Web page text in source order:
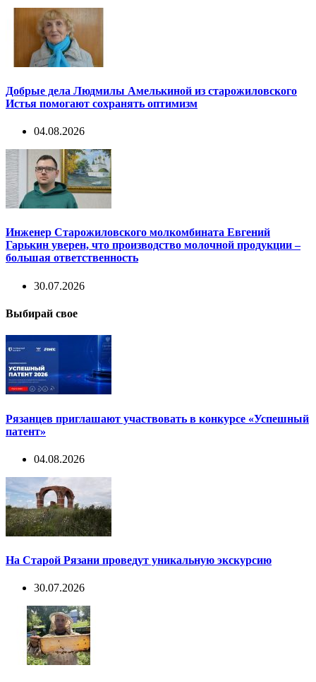
Добрые дела Людмилы Амелькиной из старожиловского
Истья помогают сохранять оптимизм
04.08.2026
Инженер Старожиловского молкомбината Евгений
Гарькин уверен, что производство молочной продукции –
большая ответственность
30.07.2026
Выбирай свое
Рязанцев приглашают участвовать в конкурсе «Успешный
патент»
04.08.2026
На Старой Рязани проведут уникальную экскурсию
30.07.2026